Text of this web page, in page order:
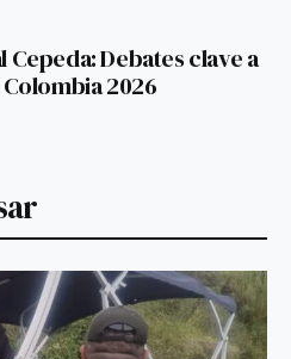
Debates clave a
2026